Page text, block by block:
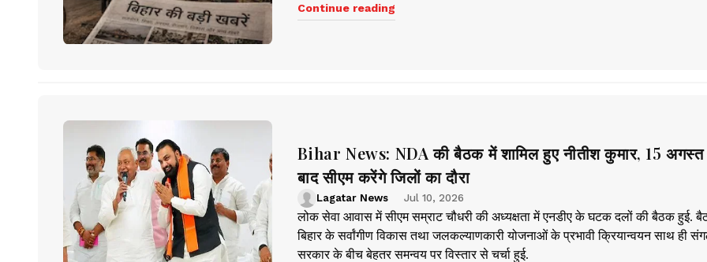
Continue reading
Bihar News: NDA की बैठक में शामिल हुए नीतीश कुमार, 15
बाद सीएम करेंगे जिलों का दौरा
Lagatar News Jul 10, 2026
लोक सेवा आवास में सीएम सम्राट चौधरी की अध्यक्षता में एनडीए के घटक दलों की बैठक हुई.
बिहार के सर्वांगीण विकास तथा जलकल्याणकारी योजनाओं के प्रभावी क्रियान्वयन साथ ही
सरकार के बीच बेहतर समन्वय पर विस्तार से चर्चा हुई.